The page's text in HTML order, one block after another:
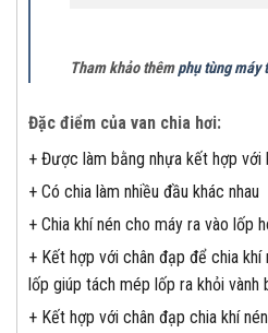
Tham khảo thêmphụ tùng máy
Đặc điểm của van chia hơi:
+ Được làm bằng nhựa kết hợp với
+ Có chia làm nhiều đầu khác nhau
+ Chia khí nén cho máy ra vào lốp
+ Kết hợp với chân đạp để chia khí
lốp giúp tách mép lốp ra khỏi vành
+ Kết hợp với chân đạp chia khí